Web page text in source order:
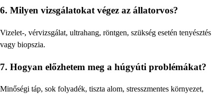
6. Milyen vizsgálatokat végez az állatorvos?
Vizelet-, vérvizsgálat, ultrahang, röntgen, szükség esetén tenyésztés
vagy biopszia.
7. Hogyan előzhetem meg a húgyúti problémákat?
Minőségi táp, sok folyadék, tiszta alom, stresszmentes környezet,